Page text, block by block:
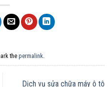
the permalink.
Dịch vụ sửa chữa máy ô tô